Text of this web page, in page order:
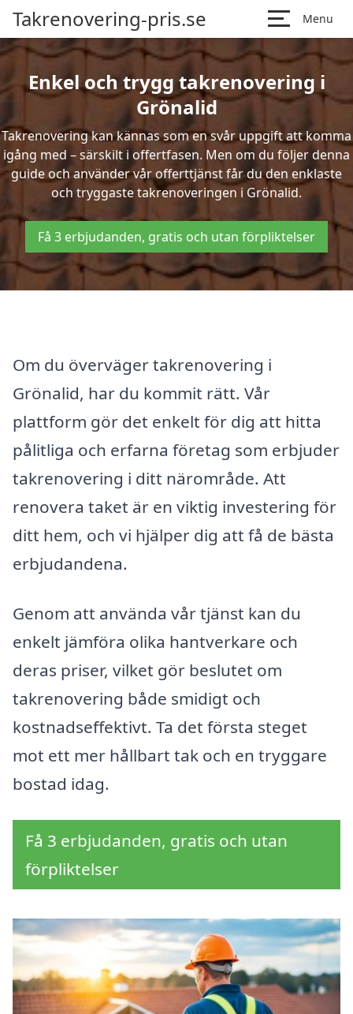
Takrenovering-pris.se Menu
Enkel och trygg takrenovering i
Grönalid
Takrenovering kan kännas som en svår uppgift att komma
igång med – särskilt i offertfasen. Men om du följer denna
guide och använder vår offerttjänst får du den enklaste
och tryggaste takrenoveringen i Grönalid.
Få 3 erbjudanden, gratis och utan förpliktelser
Om du överväger takrenovering i
Grönalid, har du kommit rätt. Vår
plattform gör det enkelt för dig att hitta
pålitliga och erfarna företag som erbjuder
takrenovering i ditt närområde. Att
renovera taket är en viktig investering för
ditt hem, och vi hjälper dig att få de bästa
erbjudandena.
Genom att använda vår tjänst kan du
enkelt jämföra olika hantverkare och
deras priser, vilket gör beslutet om
takrenovering både smidigt och
kostnadseffektivt. Ta det första steget
mot ett mer hållbart tak och en tryggare
bostad idag.
Få 3 erbjudanden, gratis och utan
förpliktelser